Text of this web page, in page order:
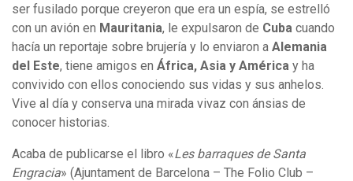
ser fusilado porque creyeron que era un espía, se estrelló
con un avión en Mauritania, le expulsaron de Cuba cuando
hacía un reportaje sobre brujería y lo enviaron a Alemania
del Este, tiene amigos en África, Asia y América y ha
convivido con ellos conociendo sus vidas y sus anhelos.
Vive al día y conserva una mirada vivaz con ánsias de
conocer historias.
Acaba de publicarse el libro «Les barraques de Santa
Engracia» (Ajuntament de Barcelona – The Folio Club –